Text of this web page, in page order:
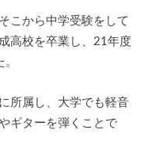
こから中学受験をして
高校を卒業し、21年度
所属し、大学でも軽音
ギターを弾くことで